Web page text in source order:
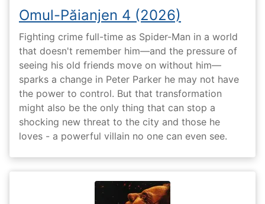
Omul-Păianjen 4 (2026)
Fighting crime full-time as Spider-Man in a world
that doesn't remember him—and the pressure of
seeing his old friends move on without him—
sparks a change in Peter Parker he may not have
the power to control. But that transformation
might also be the only thing that can stop a
shocking new threat to the city and those he
loves - a powerful villain no one can even see.